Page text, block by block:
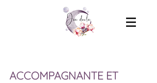
ACCOMPAGNANTE ET